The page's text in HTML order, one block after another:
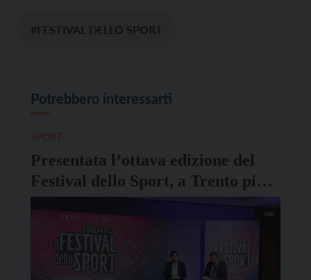
#FESTIVAL DELLO SPORT
Potrebbero interessarti
Presentata l’ottava edizione del
Festival dello Sport, a Trento più
di 200 campioni